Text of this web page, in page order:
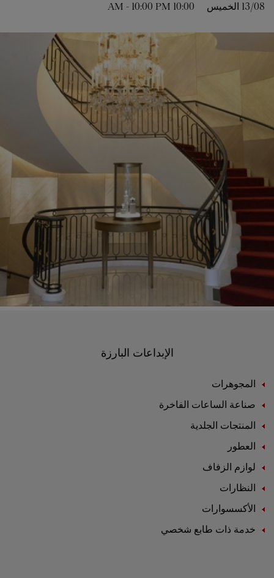
13/08 الخميس 10:00 AM
- 10:00 PM
الإبداعات البارزة
المجوهرات
صناعة الساعات الفاخرة
المنتجات الجلدية
العطور
لوازم الزفاف
النظارات
الأكسسوارات
خدمة ذات طابع شخصي